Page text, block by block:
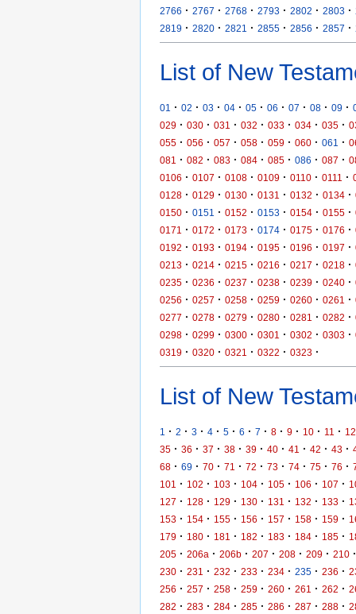
2766 · 2767 · 2768 · 2793 · 2802 · 2803 ·
2819 · 2820 · 2821 · 2855 · 2856 · 2857 ·
List of New
01 · 02 · 03 · 04 · 05 · 06 · 07 · 08 · 09 ·
029 · 030 · 031 · 032 · 033 · 034 · 035 ·
055 · 056 · 057 · 058 · 059 · 060 · 061 ·
081
· 082 · 083 · 084 · 085 · 086 · 087 ·
0106 · 0107 · 0108 · 0109 · 0110 · 0111 ·
0128 · 0129 · 0130 · 0131 · 0132 · 0134 ·
0150 · 0151 · 0152 · 0153 · 0154 · 0155 ·
0171
· 0172 · 0173 · 0174 · 0175 · 0176 ·
0192 · 0193 · 0194 · 0195 · 0196 · 0197 ·
0213 · 0214 · 0215 · 0216 · 0217 · 0218 ·
0235 · 0236 · 0237 · 0238 · 0239 · 0240 ·
0256 · 0257 · 0258 · 0259 · 0260 · 0261 ·
0277 · 0278 · 0279 · 0280 · 0281 · 0282 ·
0298 · 0299 · 0300 · 0301 · 0302 · 0303 ·
0319 · 0320 · 0321 · 0322 · 0323 ·
List of New
1 · 2 · 3 · 4 · 5 · 6 · 7 · 8 · 9 · 10 · 11 · 12
35 · 36 · 37 · 38 · 39 · 40 · 41 · 42 · 43 ·
68 · 69 · 70 · 71 · 72 · 73 · 74 · 75 · 76 ·
101
· 102 · 103 · 104 · 105 · 106 · 107 ·
127 · 128 · 129 · 130 · 131 · 132 · 133 ·
153 · 154 · 155 · 156 · 157 · 158 · 159 ·
179 · 180 · 181 · 182 · 183 · 184 · 185 ·
205 · 206a · 206b · 207 · 208 · 209 · 210 ·
230 · 231 · 232 · 233 · 234 · 235 · 236 ·
256 · 257 · 258 · 259 · 260 · 261 · 262 ·
282 · 283 · 284 · 285 · 286 · 287 · 288 ·